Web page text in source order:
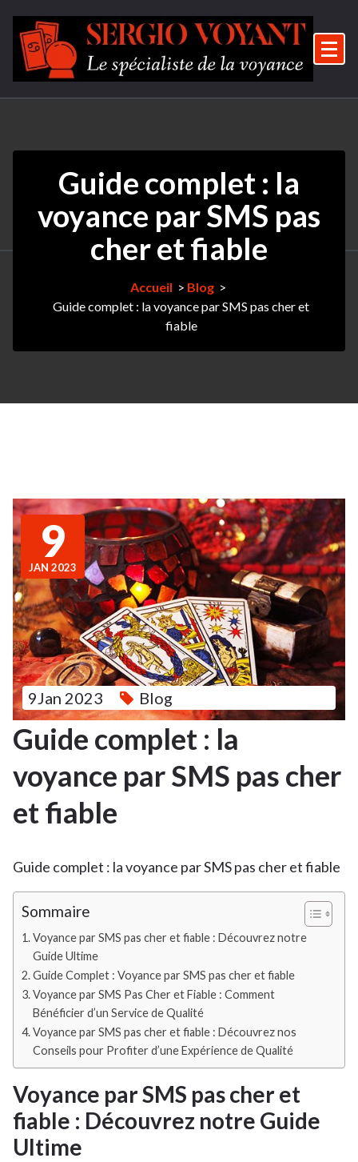
contenu
Guide complet : la
voyance par SMS pas
cher et fiable
Accueil > Blog>
Guide complet : la voyance par SMS pas cher et
fiable
9
JAN 2023
9Jan 2023 Blog
Guide complet : la
voyance par SMS pas cher
et fiable
Guide complet : la voyance par SMS pas cher et fiable
Sommaire
Voyance par SMS pas cher et fiable : Découvrez notre
Guide Ultime
Guide Complet : Voyance par SMS pas cher et fiable
Voyance par SMS Pas Cher et Fiable : Comment
Bénéficier d’un Service de Qualité
Voyance par SMS pas cher et fiable : Découvrez nos
Conseils pour Profiter d’une Expérience de Qualité
Voyance par SMS pas cher et
fiable : Découvrez notre Guide
Ultime